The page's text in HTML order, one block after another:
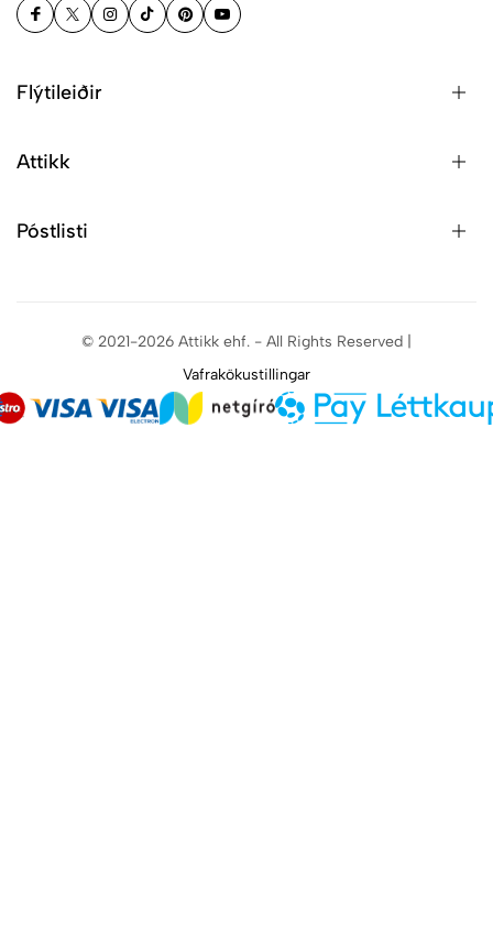
Flýtileiðir
Attikk
Póstlisti
© 2021-2026 Attikk ehf. - All Rights Reserved |
Vafrakökustillingar